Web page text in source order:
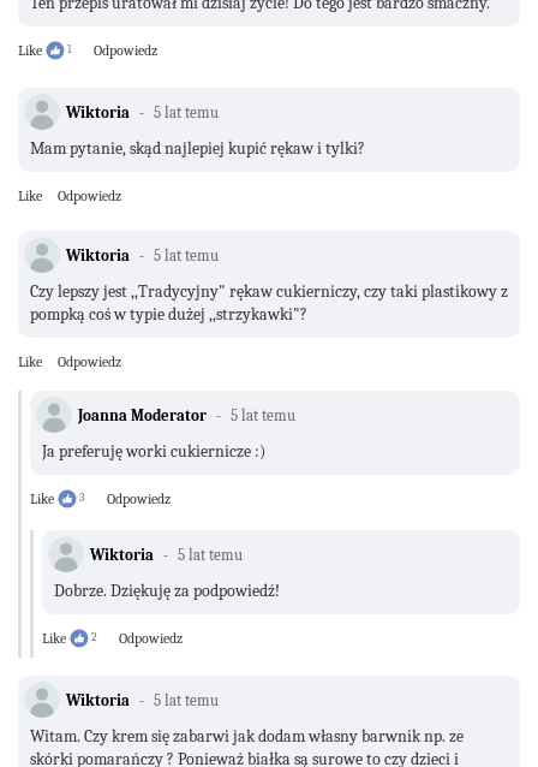
Like 1 Odpowiedz
Wiktoria 5 lat temu
Mam pytanie, skąd najlepiej kupić rękaw i tylki?
Like Odpowiedz
Wiktoria 5 lat temu
Czy lepszy jest ,,Tradycyjny" rękaw cukierniczy, czy taki plastikowy z
pompką coś w typie dużej ,,strzykawki"?
Like Odpowiedz
Joanna Moderator 5 lat temu
Ja preferuję worki cukiernicze :)
Like 3 Odpowiedz
Wiktoria 5 lat temu
Dobrze. Dziękuję za podpowiedź!
Like 2 Odpowiedz
Wiktoria 5 lat temu
Witam. Czy krem się zabarwi jak dodam własny barwnik np. ze
skórki pomarańczy ? Ponieważ białka są surowe to czy dzieci i